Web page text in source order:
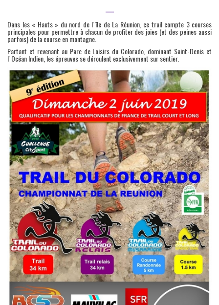
—
Dans les « Hauts » du nord de lʼîle de La Réunion, ce trail compte 3 courses
principales pour permettre à chacun de profiter des joies (et des peines aussi
parfois) de la course en montagne.
Partant et revenant au Parc de Loisirs du Colorado, dominant Saint-Denis et
lʼOcéan Indien, les épreuves se déroulent exclusivement sur sentier.